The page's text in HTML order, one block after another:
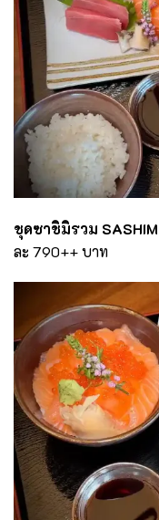
ชุดซาชิมิรวม ​
ละ 790++ บาท